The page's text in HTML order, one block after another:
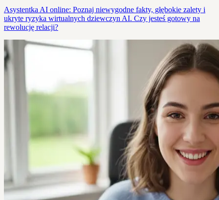
Asystentka AI online: Poznaj niewygodne fakty, głębokie zalety i
ukryte ryzyka wirtualnych dziewczyn AI. Czy jesteś gotowy na
rewolucję relacji?